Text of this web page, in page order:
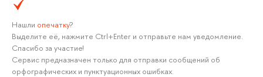
Нашли опечатку?
Выделите её, нажмите Ctrl+Enter и отправьте нам уведомление.
Спасибо за участие!
Сервис предназначен только для отправки сообщений об
орфографических и пунктуационных ошибках.